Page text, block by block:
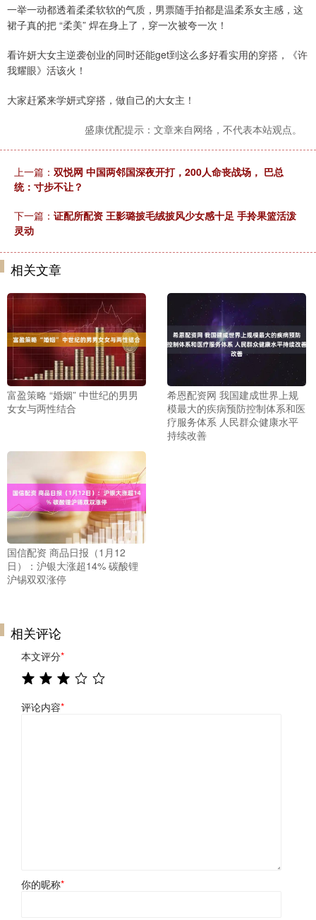
一举一动都透着柔柔软软的气质，男票随手拍都是温柔系女主感，这
裙子真的把 “柔美” 焊在身上了，穿一次被夸一次！
看许妍大女主逆袭创业的同时还能get到这么多好看实用的穿搭，《许
我耀眼》活该火！
大家赶紧来学妍式穿搭，做自己的大女主！
盛康优配提示：文章来自网络，不代表本站观点。
上一篇： 双悦网 中国两邻国深夜开打，200人命丧战场， 巴总
统：寸步不让？
下一篇： 证配所配资 王影璐披毛绒披风少女感十足 手拎果篮活泼
灵动
相关文章
富盈策略 “婚姻” 中世纪的男男
女女与两性结合
希恩配资网 我国建成世界上规
模最大的疾病预防控制体系和医
疗服务体系 人民群众健康水平
持续改善
国信配资 商品日报（1月12
日）：沪银大涨超14% 碳酸锂
沪锡双双涨停
相关评论
本文评分*
评论内容*
你的昵称*